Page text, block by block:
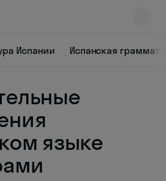
Испании Испанская
языке